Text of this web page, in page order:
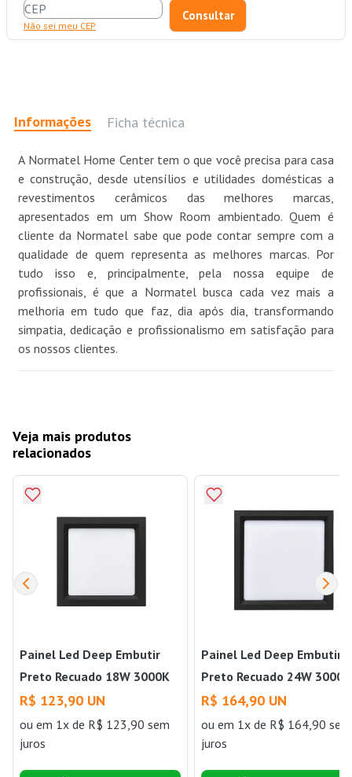
Não sei meu CEP
Informações Ficha técnica
A Normatel Home Center tem o que você precisa para casa
e construção, desde utensílios e utilidades domésticas a
revestimentos cerâmicos das melhores marcas,
apresentados em um Show Room ambientado. Quem é
cliente da Normatel sabe que pode contar sempre com a
qualidade de quem representa as melhores marcas. Por
tudo isso e, principalmente, pela nossa equipe de
profissionais, é que a Normatel busca cada vez mais a
melhoria em tudo que faz, dia após dia, transformando
simpatia, dedicação e profissionalismo em satisfação para
os nossos clientes.
Veja mais produtos
relacionados
Painel Led Deep Embutir
Preto Recuado 18W 3000K
Luz Amarela Bivolt Stella
R$ 123,90 UN
ou em 1x de R$ 123,90 sem
juros
Painel Led Deep Embutir
Preto Recuado 24W 3000K
Luz Amarela Bivolt Stella
R$ 164,90 UN
ouem 1x de R$ 164,90 sem
juros